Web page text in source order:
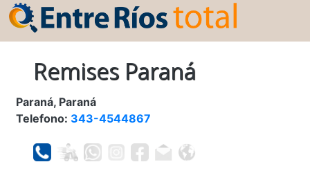
Remises Paraná
Paraná, Paraná
Telefono: 343-4544867